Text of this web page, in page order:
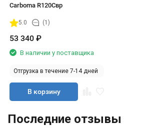
Carboma R120Cвр
5.0 (1)
53 340 ₽
В наличии у поставщика
Отгрузка в течение 7-14 дней
В корзину
Последние отзывы